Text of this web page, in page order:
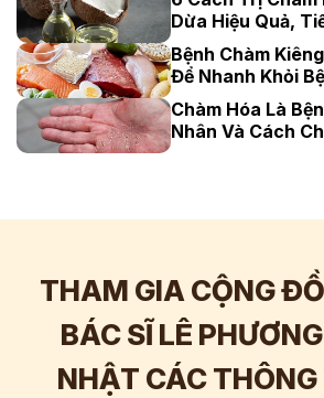
Dừa Hiệu Quả,
Bệnh Chàm
Để Nhanh Khỏi
Chàm Hóa Là
Nhân Và Cách
THAM GIA CỘNG
BÁC SĨ LÊ
NHẬT CÁC THÔNG